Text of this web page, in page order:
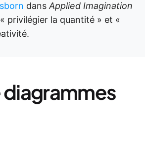
dansApplied Imagination
privilégier la quantité » et «